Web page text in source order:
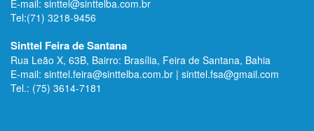
Sinttel Feira de Santana
Rua Leão X, 63B, Bairro: Brasília, Feira de Santana, Bahia
E-mail: sinttel.feira@sinttelba.com.br | sinttel.fsa@gmail.com
Tel.: (75) 3614-7181